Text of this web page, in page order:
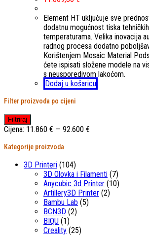
Element HT uključuje sve
dodatnu mogućnost tiska
temperaturama. Velika inovacija
radnog procesa dodatno
Korištenjem Mosaic Material
ćete ispisati složene modele na
s neusporedivom lakoćom.
Dodaj u košaricu
Filter proizvoda po cijeni
Min
cijena
Maks
cijena
Filtriraj
Cijena: 11.860 € — 92.600 €
Kategorije proizvoda
3D Printeri (104)
3D Olovka i Filamenti (7)
Anycubic 3d Printer (10)
Artillery3D Printer (2)
Bambu Lab (5)
BCN3D (2)
BIQU (1)
Creality (25)